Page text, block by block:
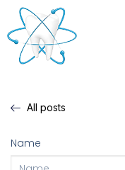
All posts
Name